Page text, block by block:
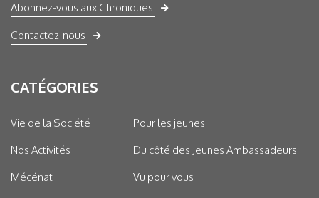
Abonnez-vous aux Chroniques
Contactez-nous
CATÉGORIES
Vie de la Société
Nos Activités
Mécénat
Pour les jeunes
Du côté des Jeunes Ambassadeurs
Vu pour vous